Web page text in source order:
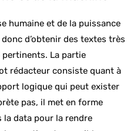
humaine et de la puissance
d’obtenir des textes très
La partie
rédacteur consiste quant à
logique qui peut exister
pas, il met en forme
la data pour la rendre